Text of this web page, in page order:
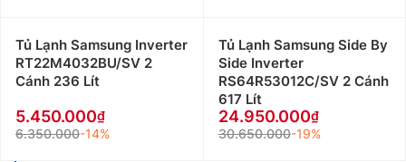
Tủ Lạnh Samsung Inverter
RT22M4032BU/SV 2
Cánh 236 Lít
5.450.000
6.350.000-14%
Tủ Lạnh Samsung Side By
Side Inverter
RS64R53012C/SV 2 Cánh
617 Lít
24.950.000
30.650.000-19%